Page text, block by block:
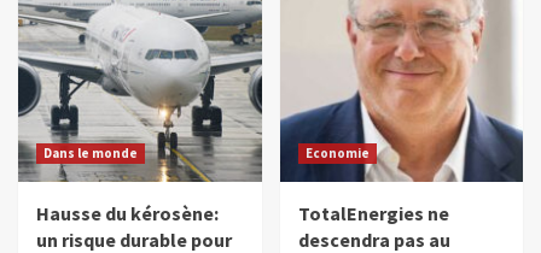
Dans le monde
Hausse du kérosène:
un risque durable pour
Economie
TotalEnergies ne
descendra pas au